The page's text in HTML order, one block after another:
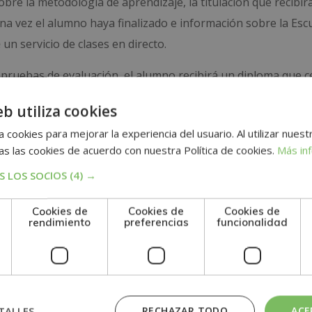
vez el alumno haya finalizado e información sobre la
servicio de clases en directo.
de evaluación, el alumno recibirá un diploma que
GESTIÓN Y AUDITORÍA DE LA NORMA BRC 8)”,
de socios de la AEEN, asociación española de
de formación teórica complementaria. Esta
utiliza cookies
cookies para mejorar la experiencia del usuario. Al utilizar
las cookies de acuerdo con nuestra Política de cookies. Más
LOS SOCIOS (4) →
Cookies de
rendimiento
Cookies de
preferencias
Cookies de
funcionalidad